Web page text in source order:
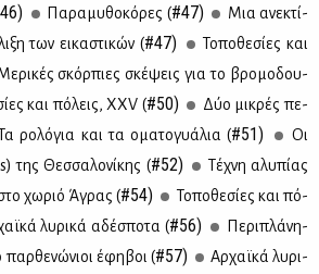
Πα­ρα­μυ­θο­κό­ρες (#47)
Μια ανε­κτί­
των ει­κα­στι­κών (#47)
Το­πο­θε­σί­ες και
σκόρ­πιες σκέ­ψεις για το βρο­μο­δου­
και πό­λεις, ΧΧV (#50)
Δύο μι­κρές πε­
ρο­λό­για και τα ομα­το­γυά­λια (#51)
Οι
της Θεσ­σα­λο­νί­κης (#52)
Τέ­χνη αλυ­πί­ας
χω­ριό Άγρας (#54)
Το­πο­θε­σί­ες και πό­
λυ­ρι­κά αδέ­σπο­τα (#56)
Πε­ρι­πλά­νη­
παρ­θε­νώ­νιοι έφη­βοι (#57)
Αρ­χαϊ­κά λυ­ρι­